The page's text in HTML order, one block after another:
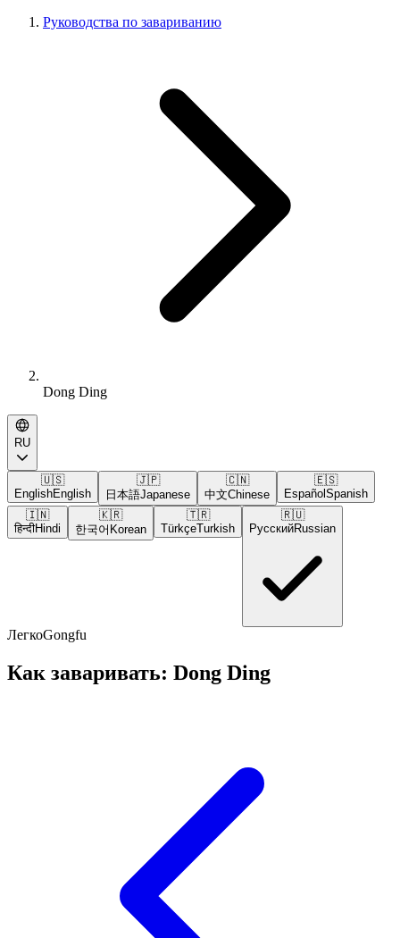
Руководства по завариванию
Dong Ding
RU
🇺🇸
EnglishEnglish
🇯🇵
日本語Japanese
🇨🇳
中文Chinese
🇪🇸
Español Spanish
🇮🇳
हिन्दीHindi
🇰🇷
한국어 Korean
🇹🇷
TürkçeTurkish
🇷🇺
РусскийRussian
ЛегкоGongfu
Как заваривать: Dong Ding